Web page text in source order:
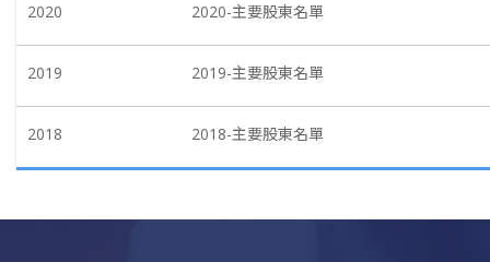
2020 2020-主要股東名單
2019 2019-主要股東名單
2018 2018-主要股東名單